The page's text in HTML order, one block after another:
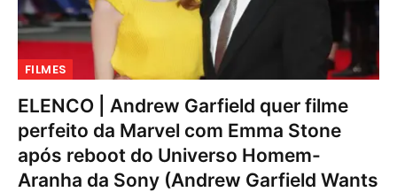
FILMES
ELENCO | Andrew Garfield quer filme
perfeito da Marvel com Emma Stone
após reboot do Universo Homem-
Aranha da Sony (Andrew Garfield Wants